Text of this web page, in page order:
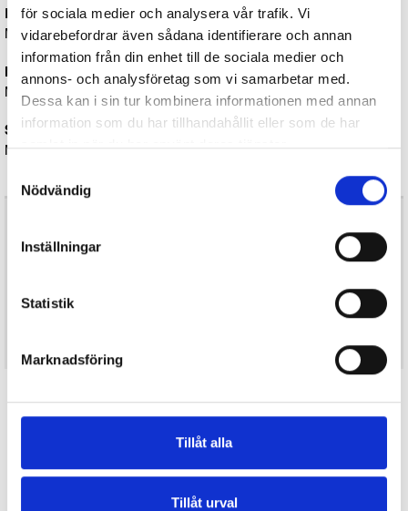
för sociala medier och analysera vår trafik. Vi
vidarebefordrar även sådana identifierare och annan
information från din enhet till de sociala medier och
annons- och analysföretag som vi samarbetar med.
Dessa kan i sin tur kombinera informationen med annan
information som du har tillhandahållit eller som de har
samlat in när du har använt deras tjänster.
Nödvändig
Inställningar
Statistik
Marknadsföring
Tillåt alla
Tillåt urval
Liten bygel (rund)
Maxbredd 35 mm, minimihöjd 15 mm, maxhöjd 35 mm.
Mellanstor bygel (rund)
Maxbredd 60 mm, minimihöjd 20 mm, maxhöjd 60 mm.
Stor bygel (rund)
Maxbredd 79 mm, minimihöjd 30 mm, maxhöjd 80 mm.
Tänk dig en solig vårdag. Du vill sitta på balkongen och njuta
av den härliga vårsolen. Men efter en stund känner du att det
drar kallt och att du känner dig lite utsatt för blickar från
förbipasserande och grannar.
Lösningen på det problemet är att dra fram Maxi
Balkongskydd som sitter monterat i sin kassett på räcket.